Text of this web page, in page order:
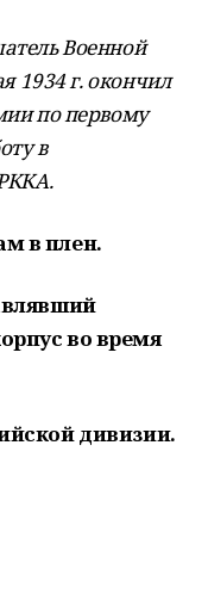
Военной
1934 г. окончил
по первому
в
в плен.
во время
дивизии.